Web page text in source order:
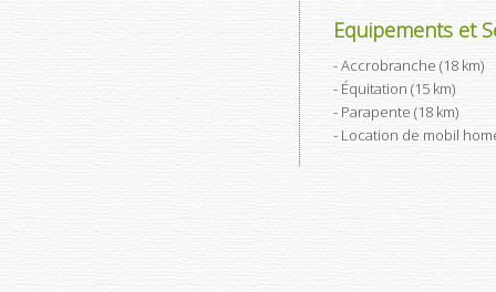
Equipements et
Accrobranche (18 km)
Équitation (15 km)
Parapente (18 km)
Location de mobil